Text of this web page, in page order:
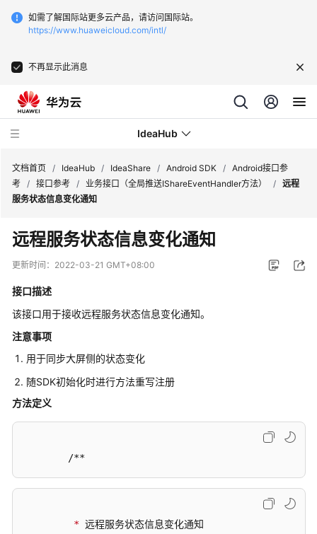
如需了解国际站更多云产品，请访问国际站。
https://www.huaweicloud.com/intl/
不再显示此消息
IdeaHub
品
介
绍
API
参
考
SDK
考
IdeaShare
文档首页 / IdeaHub / IdeaShare / Android SDK / Android接口参
考 / 接口参考 / 业务接口（全局推送IShareEventHandler方法） / 远程
服务状态信息变化通知
远程服务状态信息变化通知
更新时间： 2022-03-21 GMT+08:00
接口描述
该接口用于接收远程服务状态信息变化通知。
注意事项
用于同步大屏侧的状态变化
随SDK初始化时进行方法重写注册
方法定义
        /**
         *
远程服务状态信息变化通知